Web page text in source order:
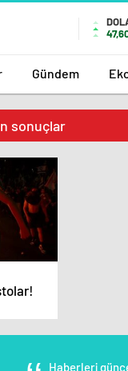
Gündem
sonuçlar
Haberleri